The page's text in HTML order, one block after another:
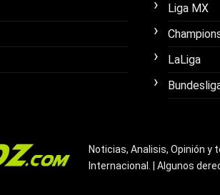
Liga MX
LaLiga
Noticias, Analisis, Opinión y
Internacional. | Algunos